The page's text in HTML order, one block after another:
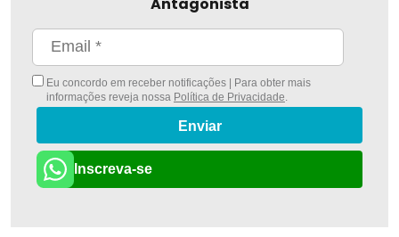
Eu concordo em receber notificações | Para obter mais
informações reveja nossa Política de Privacidade.
Enviar
Inscreva-se